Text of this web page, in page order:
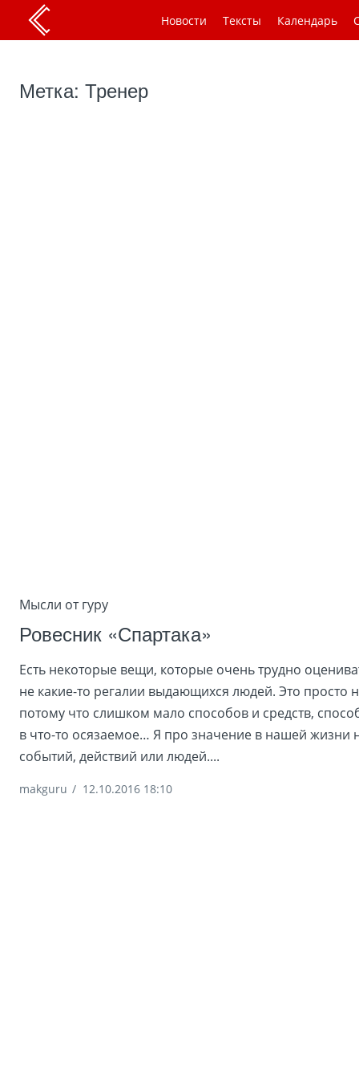
Новости Тексты Календарь
Метка: Тренер
Мысли от гуру
Ровесник «Спартака»
Есть некоторые вещи, которые очень трудно
не какие-то регалии выдающихся людей. Это просто
потому что слишком мало способов и средств,
в что-то осязаемое… Я про значение в нашей жизни
событий, действий или людей....
makguru / 12.10.2016 18:10